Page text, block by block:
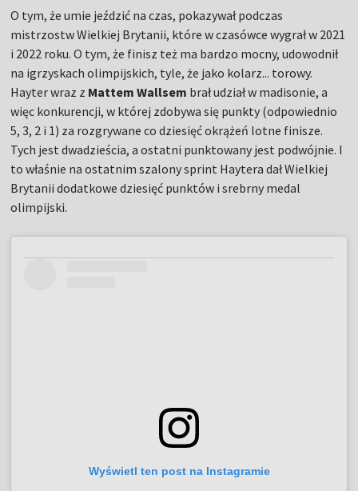
O tym, że umie jeździć na czas, pokazywał podczas
mistrzostw Wielkiej Brytanii, które w czasówce wygrał w 2021
i 2022 roku. O tym, że finisz też ma bardzo mocny, udowodnił
na igrzyskach olimpijskich, tyle, że jako kolarz... torowy.
Hayter wraz z Mattem Wallsem brał udział w madisonie, a
więc konkurencji, w której zdobywa się punkty (odpowiednio
5, 3, 2 i 1) za rozgrywane co dziesięć okrążeń lotne finisze.
Tych jest dwadzieścia, a ostatni punktowany jest podwójnie. I
to właśnie na ostatnim szalony sprint Haytera dał Wielkiej
Brytanii dodatkowe dziesięć punktów i srebrny medal
olimpijski.
Wyświetl ten post na Instagramie